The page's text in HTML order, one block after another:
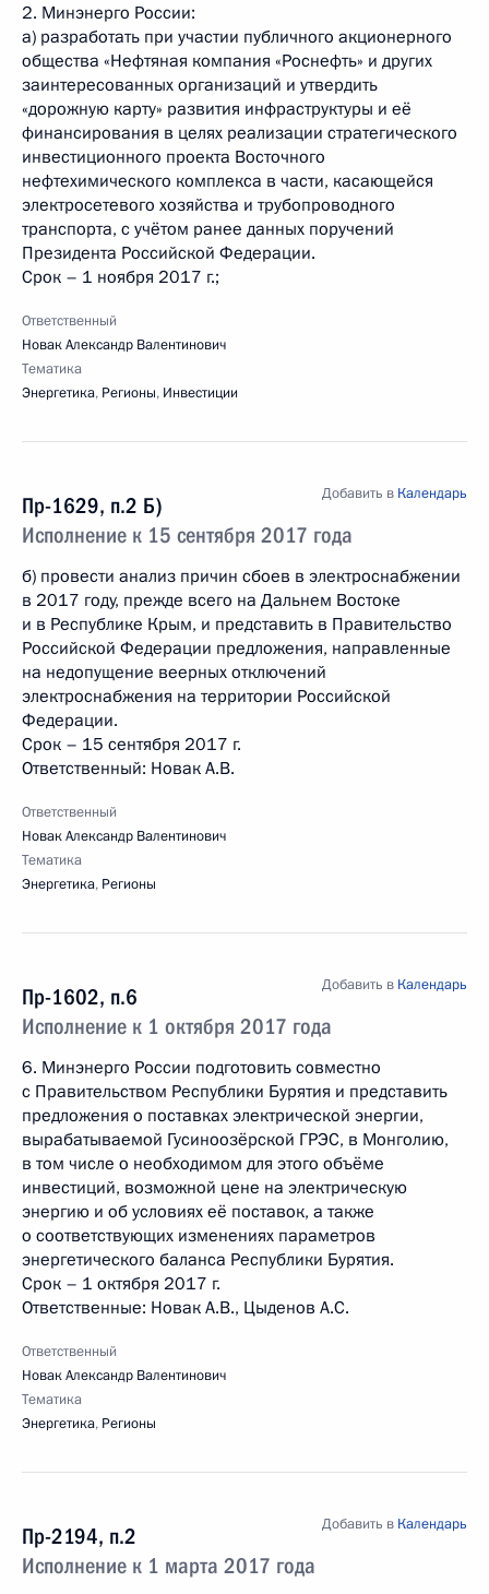
2. Минэнерго России:
а) разработать при участии публичного акционерного
общества «Нефтяная компания «Роснефть» и других
заинтересованных организаций и утвердить
«дорожную карту» развития инфраструктуры и её
финансирования в целях реализации стратегического
инвестиционного проекта Восточного
нефтехимического комплекса в части, касающейся
электросетевого хозяйства и трубопроводного
транспорта, с учётом ранее данных поручений
Президента Российской Федерации.
Срок – 1 ноября 2017 г.;
Ответственный
Новак Александр Валентинович
Тематика
Энергетика, Регионы, Инвестиции
Пр-1629, п.2 Б)
Исполнение к 15 сентября 2017 года
Добавить в Календарь
б) провести анализ причин сбоев в электроснабжении
в 2017 году, прежде всего на Дальнем Востоке
и в Республике Крым, и представить в Правительство
Российской Федерации предложения, направленные
на недопущение веерных отключений
электроснабжения на территории Российской
Федерации.
Срок – 15 сентября 2017 г.
Ответственный: Новак А.В.
Ответственный
Новак Александр Валентинович
Тематика
Энергетика, Регионы
Пр-1602, п.6
Исполнение к 1 октября 2017 года
Добавить в Календарь
6. Минэнерго России подготовить совместно
с Правительством Республики Бурятия и представить
предложения о поставках электрической энергии,
вырабатываемой Гусиноозёрской ГРЭС, в Монголию,
в том числе о необходимом для этого объёме
инвестиций, возможной цене на электрическую
энергию и об условиях её поставок, а также
о соответствующих изменениях параметров
энергетического баланса Республики Бурятия.
Срок – 1 октября 2017 г.
Ответственные: Новак А.В., Цыденов А.С.
Ответственный
Новак Александр Валентинович
Тематика
Энергетика, Регионы
Пр-2194, п.2
Исполнение к 1 марта 2017 года
Добавить в Календарь